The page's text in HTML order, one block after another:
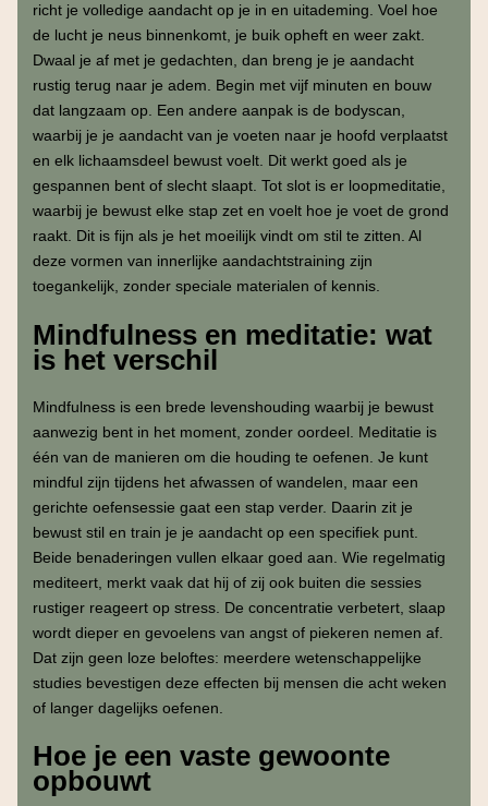
richt je volledige aandacht op je in en uitademing. Voel hoe
de lucht je neus binnenkomt, je buik opheft en weer zakt.
Dwaal je af met je gedachten, dan breng je je aandacht
rustig terug naar je adem. Begin met vijf minuten en bouw
dat langzaam op. Een andere aanpak is de bodyscan,
waarbij je je aandacht van je voeten naar je hoofd verplaatst
en elk lichaamsdeel bewust voelt. Dit werkt goed als je
gespannen bent of slecht slaapt. Tot slot is er loopmeditatie,
waarbij je bewust elke stap zet en voelt hoe je voet de grond
raakt. Dit is fijn als je het moeilijk vindt om stil te zitten. Al
deze vormen van innerlijke aandachtstraining zijn
toegankelijk, zonder speciale materialen of kennis.
Mindfulness en meditatie: wat
is het verschil
Mindfulness is een brede levenshouding waarbij je bewust
aanwezig bent in het moment, zonder oordeel. Meditatie is
één van de manieren om die houding te oefenen. Je kunt
mindful zijn tijdens het afwassen of wandelen, maar een
gerichte oefensessie gaat een stap verder. Daarin zit je
bewust stil en train je je aandacht op een specifiek punt.
Beide benaderingen vullen elkaar goed aan. Wie regelmatig
mediteert, merkt vaak dat hij of zij ook buiten die sessies
rustiger reageert op stress. De concentratie verbetert, slaap
wordt dieper en gevoelens van angst of piekeren nemen af.
Dat zijn geen loze beloftes: meerdere wetenschappelijke
studies bevestigen deze effecten bij mensen die acht weken
of langer dagelijks oefenen.
Hoe je een vaste gewoonte
opbouwt